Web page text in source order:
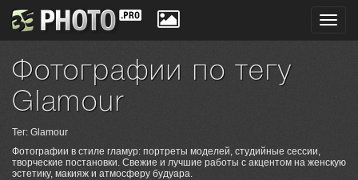
Фотографии по тегу
Glamour
Тег: Glamour
Фотографии в стиле гламур: портреты моделей, студийные сессии,
творческие постановки. Свежие и лучшие работы с акцентом на женскую
эстетику, макияж и атмосферу будуара.